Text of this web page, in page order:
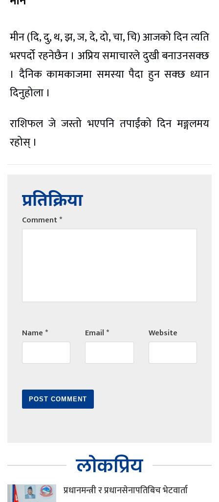
मीन (दि, दु, थ, झ, ञ, दे, दो, चा, चि) आजको दिन त्यति
भरपर्दो रहनेछैन । अप्रिय समाचारले दुखी बनाउनसक्छ
। दैनिक कामकाजमा समस्या पैदा हुन सक्छ ध्यान
दिनुहोला ।
राशिफल जे जस्तो भएपनि तपाईंको दिन मङ्गलमय
रहोस् ।
प्रतिक्रिया
Comment*
Name* Email* Website
लोकप्रिय
प्रधानमन्त्री र प्रधानसेनापतिबिच भेटवार्ता